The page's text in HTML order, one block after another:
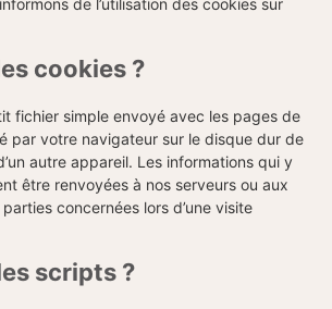
de l’utilisation des cookies sur
cookies ?
fichier simple envoyé avec les pages de
par votre navigateur sur le disque dur de
autre appareil. Les informations qui y
être renvoyées à nos serveurs ou aux
concernées lors d’une visite
scripts ?